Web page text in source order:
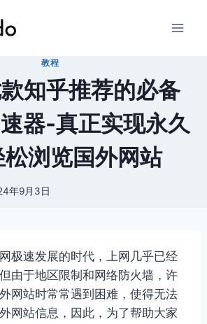
教程
知乎推荐的必备
器-真正实现永久
浏览国外网站
年9月3日
极速发展的时代，上网几乎已经
由于地区限制和网络防火墙，许
网站时常常遇到困难，使得无法
网站信息，因此，为了帮助大家